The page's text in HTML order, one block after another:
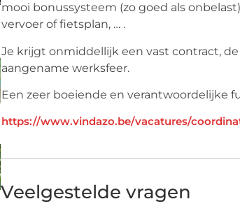
mooi bonussysteem (zo goed als
vervoer of fietsplan, … .
Je krijgt onmiddellijk een vast contract,
aangename werksfeer.
Een zeer boeiende en verantwoordelijke
https://www.vindazo.be/vacatures/
Veelgestelde vragen